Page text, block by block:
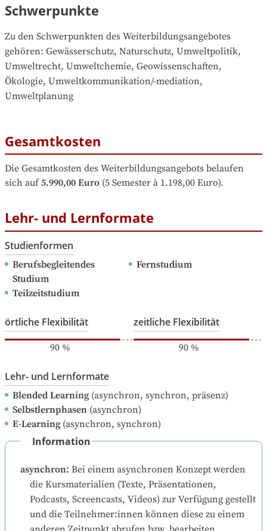
Schwerpunkte
Zu den Schwerpunkten des Weiterbildungsangebotes
gehören: Gewässerschutz, Naturschutz, Umweltpolitik,
Umweltrecht, Umweltchemie, Geowissenschaften,
Ökologie, Umweltkommunikation/-mediation,
Umweltplanung
Gesamtkosten
Die Gesamtkosten des Weiterbildungsangebots belaufen
sich auf 5.990,00 Euro (5 Semester à 1.198,00 Euro).
Lehr- und Lernformate
Studienformen
Berufsbegleitendes
Studium
Fernstudium
Teilzeitstudium
örtliche Flexibilität
90%
zeitliche Flexibilität
90%
Lehr- und Lernformate
Blended Learning(asynchron, synchron, präsenz)
Selbstlernphasen (asynchron)
E-Learning(asynchron, synchron)
Information
asynchron: Bei einem asynchronen Konzept werden
die Kursmaterialien (Texte, Präsentationen,
Podcasts, Screencasts, Videos) zur Verfügung gestellt
und die Teilnehmer:innen können diese zu einem